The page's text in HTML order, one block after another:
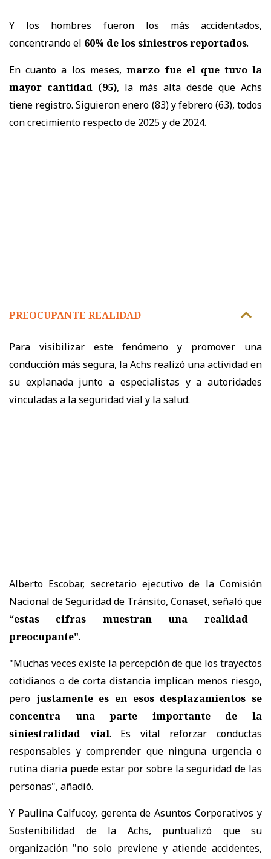
Y los hombres fueron los más accidentados,
concentrando el 60% de los siniestros reportados.
En cuanto a los meses, marzo fue el que tuvo la
mayor cantidad (95), la más alta desde que Achs
tiene registro. Siguieron enero (83) y febrero (63), todos
con crecimiento respecto de 2025 y de 2024.
PREOCUPANTE REALIDAD
Para visibilizar este fenómeno y promover una
conducción más segura, la Achs realizó una actividad en
su explanada junto a especialistas y a autoridades
vinculadas a la seguridad vial y la salud.
Alberto Escobar, secretario ejecutivo de la Comisión
Nacional de Seguridad de Tránsito, Conaset, señaló que
“estas cifras muestran una realidad
preocupante".
"Muchas veces existe la percepción de que los trayectos
cotidianos o de corta distancia implican menos riesgo,
pero justamente es en esos desplazamientos se
concentra una parte importante de la
siniestralidad vial. Es vital reforzar conductas
responsables y comprender que ninguna urgencia o
rutina diaria puede estar por sobre la seguridad de las
personas", añadió.
Y Paulina Calfucoy, gerenta de Asuntos Corporativos y
Sostenibilidad de la Achs, puntualizó que su
organización "no solo previene y atiende accidentes,